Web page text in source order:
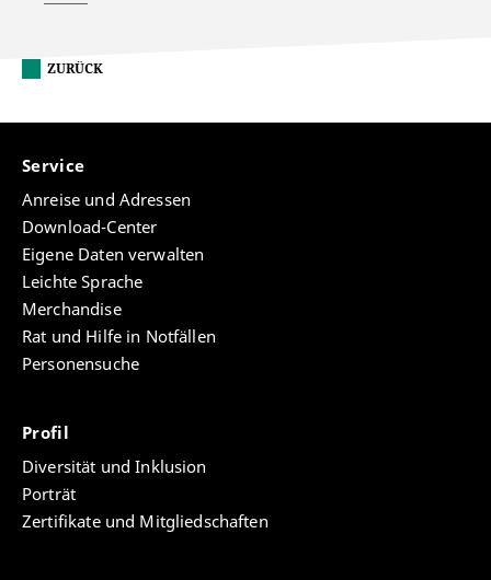
ZURÜCK
Service
Anreise und Adressen
Download-Center
Eigene Daten verwalten
Leichte Sprache
Merchandise
Rat und Hilfe in Notfällen
Personensuche
Profil
Diversität und Inklusion
Porträt
Zertifikate und Mitgliedschaften